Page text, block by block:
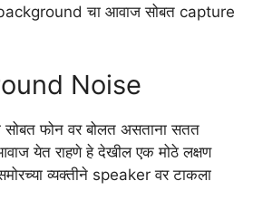
चा आवाज सोबत capture
Noise
सोबत फोन वर बोलत असताना सतत
येत राहणे हे देखील एक मोठे लक्षण
व्यक्तीने speaker वर टाकला